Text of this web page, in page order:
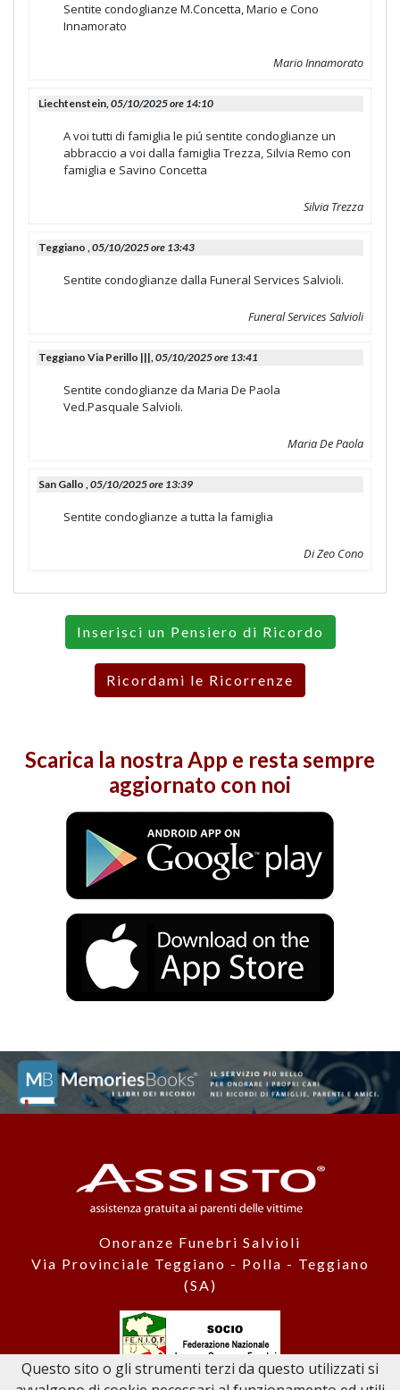
Sentite condoglianze M.Concetta, Mario e Cono
Innamorato
Mario Innamorato
Liechtenstein,05/10/2025 ore 14:10
A voi tutti di famiglia le piú sentite condoglianze un
abbraccio a voi dalla famiglia Trezza, Silvia Remo con
famiglia e Savino Concetta
Silvia Trezza
Teggiano ,05/10/2025 ore 13:43
Sentite condoglianze dalla Funeral Services Salvioli.
Funeral Services Salvioli
Teggiano Via Perillo |||,05/10/2025 ore 13:41
Sentite condoglianze da Maria De Paola
Ved.Pasquale Salvioli.
Maria De Paola
San Gallo ,05/10/2025 ore 13:39
Sentite condoglianze a tutta la famiglia
Di Zeo Cono
Inserisci un Pensiero di Ricordo
Ricordami le Ricorrenze
Scarica la nostra App e resta sempre
aggiornato con noi
Onoranze Funebri Salvioli
Via Provinciale Teggiano - Polla - Teggiano
(SA)
Questo sito o gli strumenti terzi da questo utilizzati si